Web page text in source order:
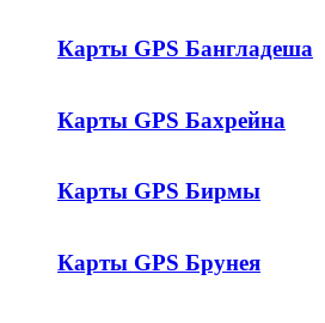
Карты GPS Бангладеша
Карты GPS Бахрейна
Карты GPS Бирмы
Карты GPS Брунея